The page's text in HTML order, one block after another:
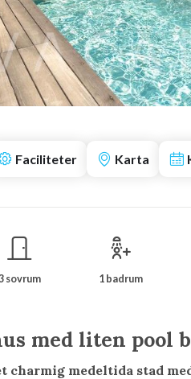
Faciliteter Karta
sovrum 1 badrum
med liten pool
charmig medeltida stad